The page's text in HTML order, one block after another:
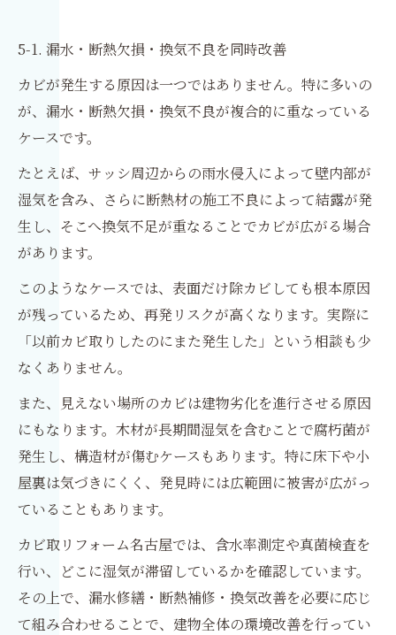
5-1. 漏水・断熱欠損・換気不良を同時改善
カビが発生する原因は一つではありません。特に多いの
が、漏水・断熱欠損・換気不良が複合的に重なっている
ケースです。
たとえば、サッシ周辺からの雨水侵入によって壁内部が
湿気を含み、さらに断熱材の施工不良によって結露が発
生し、そこへ換気不足が重なることでカビが広がる場合
があります。
このようなケースでは、表面だけ除カビしても根本原因
が残っているため、再発リスクが高くなります。実際に
「以前カビ取りしたのにまた発生した」という相談も少
なくありません。
また、見えない場所のカビは建物劣化を進行させる原因
にもなります。木材が長期間湿気を含むことで腐朽菌が
発生し、構造材が傷むケースもあります。特に床下や小
屋裏は気づきにくく、発見時には広範囲に被害が広がっ
ていることもあります。
カビ取リフォーム名古屋では、含水率測定や真菌検査を
行い、どこに湿気が滞留しているかを確認しています。
その上で、漏水修繕・断熱補修・換気改善を必要に応じ
て組み合わせることで、建物全体の環境改善を行ってい